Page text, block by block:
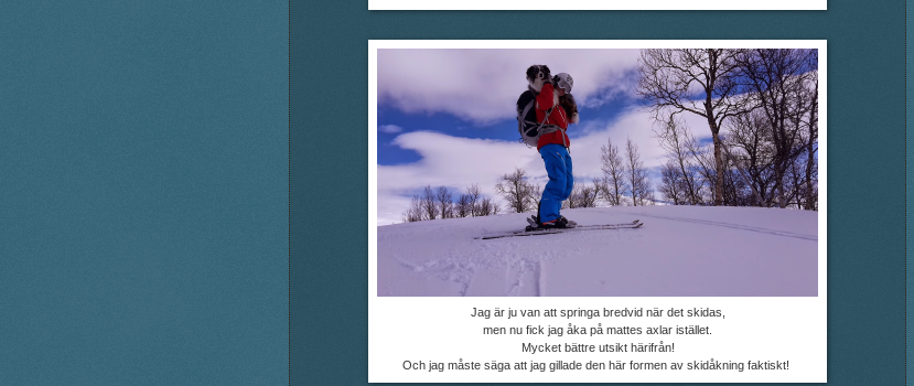
Jag är ju van att springa bredvid när det skidas,
men nu fick jag åka på mattes axlar istället.
Mycket bättre utsikt härifrån!
Och jag måste säga att jag gillade den här formen av skidåkning faktiskt!